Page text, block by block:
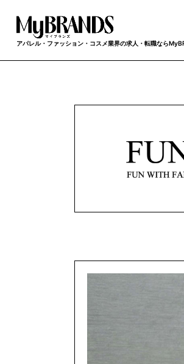
アパレル・ファッション・コスメ業界の求人・転職なら